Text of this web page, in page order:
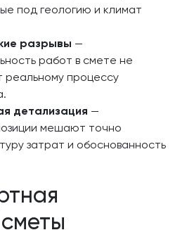
под геологию и климат
разрывы —
работ в смете не
реальному процессу
детализация —
мешают точно
затрат и обоснованность